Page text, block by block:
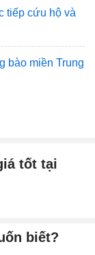
tiếp cứu hộ và
bào miền Trung
tốt tại
biết?